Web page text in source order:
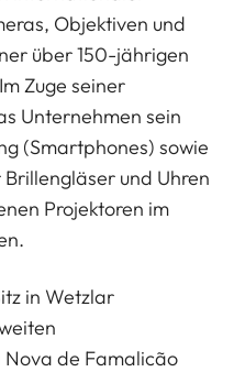
Objektiven und
über 150-jährigen
Zuge seiner
Unternehmen sein
(Smartphones) sowie
und Uhren
Projektoren im
in Wetzlar
de Famalicão